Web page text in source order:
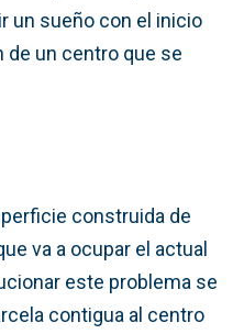
un sueño con el inicio
de un centro que se
construida de
va a ocupar el actual
este problema se
contigua al centro